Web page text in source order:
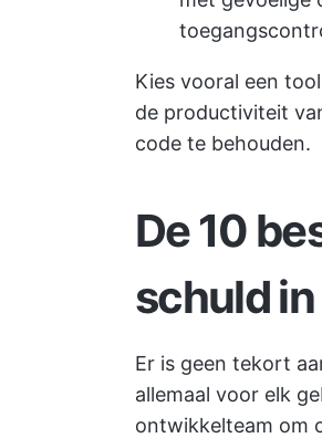
Kies vooral een
de productiviteit
code te behouden.
De 10
schuld
Er is geen tekort
allemaal voor elk
ontwikkelteam om